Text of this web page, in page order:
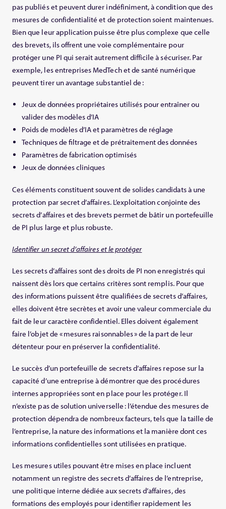
pas publiés et peuvent durer indéfiniment, à condition que des
mesures de confidentialité et de protection soient maintenues.
Bien que leur application puisse être plus complexe que celle
des brevets, ils offrent une voie complémentaire pour
protéger une PI qui serait autrement difficile à sécuriser. Par
exemple, les entreprises MedTech et de santé numérique
peuvent tirer un avantage substantiel de :
Jeux de données propriétaires utilisés pour entraîner ou
valider des modèles d’IA
Poids de modèles d’IA et paramètres de réglage
Techniques de filtrage et de prétraitement des données
Paramètres de fabrication optimisés
Jeux de données cliniques
Ces éléments constituent souvent de solides candidats à une
protection par secret d’affaires. L’exploitation conjointe des
secrets d’affaires et des brevets permet de bâtir un portefeuille
de PI plus large et plus robuste.
Identifier un secret d’affaires et le protéger
Les secrets d’affaires sont des droits de PI non enregistrés qui
naissent dès lors que certains critères sont remplis. Pour que
des informations puissent être qualifiées de secrets d’affaires,
elles doivent être secrètes et avoir une valeur commerciale du
fait de leur caractère confidentiel. Elles doivent également
faire l’objet de « mesures raisonnables » de la part de leur
détenteur pour en préserver la confidentialité.
Le succès d’un portefeuille de secrets d’affaires repose sur la
capacité d’une entreprise à démontrer que des procédures
internes appropriées sont en place pour les protéger. Il
n’existe pas de solution universelle : l’étendue des mesures de
protection dépendra de nombreux facteurs, tels que la taille de
l’entreprise, la nature des informations et la manière dont ces
informations confidentielles sont utilisées en pratique.
Les mesures utiles pouvant être mises en place incluent
notamment un registre des secrets d’affaires de l’entreprise,
une politique interne dédiée aux secrets d’affaires, des
formations des employés pour identifier rapidement les